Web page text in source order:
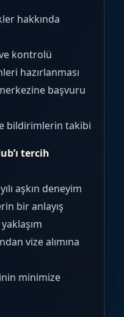
hakkında
kontrolü
hazırlanması
başvuru
bildirimlerin takibi
tercih
aşkın deneyim
bir anlayış
vize alımına
minimize